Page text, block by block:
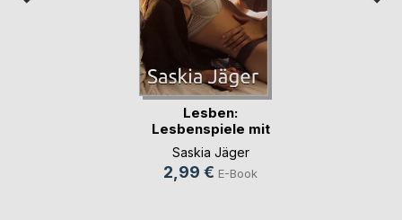
Lesben:
Lesbenspiele mit
der Fitne(...)
Saskia Jäger
2,99 € E-Book